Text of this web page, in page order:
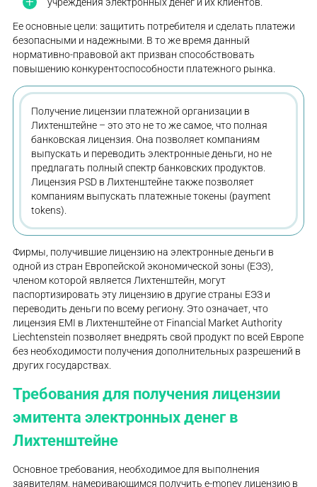
Ее основные цели: защитить потребителя и сделать платежи
безопасными и надежными. В то же время данный
нормативно-правовой акт призван способствовать
повышению конкурентоспособности платежного рынка.
Получение лицензии платежной организации в
Лихтенштейне – это это не то же самое, что полная
банковская лицензия. Она позволяет компаниям
выпускать и переводить электронные деньги, но не
предлагать полный спектр банковских продуктов.
Лицензия PSD в Лихтенштейне также позволяет
компаниям выпускать платежные токены (payment
tokens).
Фирмы, получившие лицензию на электронные деньги в
одной из стран Европейской экономической зоны (ЕЭЗ),
членом которой является Лихтенштейн, могут
паспортизировать эту лицензию в другие страны ЕЭЗ и
переводить деньги по всему региону. Это означает, что
лицензия EMI в Лихтенштейне от Financial Market Authority
Liechtenstein позволяет внедрять свой продукт по всей Европе
без необходимости получения дополнительных разрешений в
других государствах.
Требования для получения лицензии
эмитента электронных денег в
Лихтенштейне
Основное требования, необходимое для выполнения
заявителям, намеривающимся получить e-money лицензию в